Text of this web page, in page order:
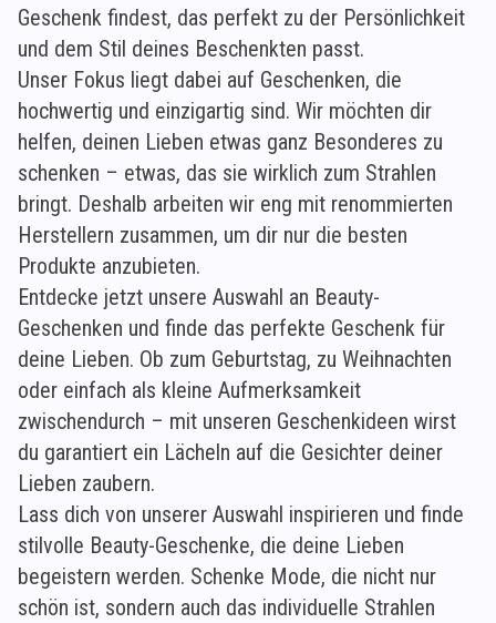
Geschenk findest, das perfekt zu der Persönlichkeit
und dem Stil deines Beschenkten passt.
Unser Fokus liegt dabei auf Geschenken, die
hochwertig und einzigartig sind. Wir möchten dir
helfen, deinen Lieben etwas ganz Besonderes zu
schenken – etwas, das sie wirklich zum Strahlen
bringt. Deshalb arbeiten wir eng mit renommierten
Herstellern zusammen, um dir nur die besten
Produkte anzubieten.
Entdecke jetzt unsere Auswahl an Beauty-
Geschenken und finde das perfekte Geschenk für
deine Lieben. Ob zum Geburtstag, zu Weihnachten
oder einfach als kleine Aufmerksamkeit
zwischendurch – mit unseren Geschenkideen wirst
du garantiert ein Lächeln auf die Gesichter deiner
Lieben zaubern.
Lass dich von unserer Auswahl inspirieren und finde
stilvolle Beauty-Geschenke, die deine Lieben
begeistern werden. Schenke Mode, die nicht nur
schön ist, sondern auch das individuelle Strahlen